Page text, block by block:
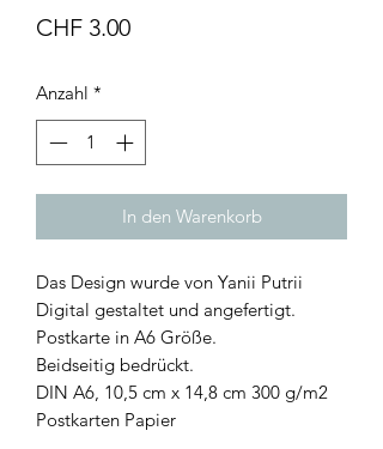
CHF 3.00Preis
Anzahl *
In den Warenkorb
Das Design wurde von Yanii Putrii
Digital gestaltet und angefertigt.
Postkarte in A6 Größe.
Beidseitig bedrückt.
DIN A6, 10,5 cm x 14,8 cm 300 g/m2
Postkarten Papier